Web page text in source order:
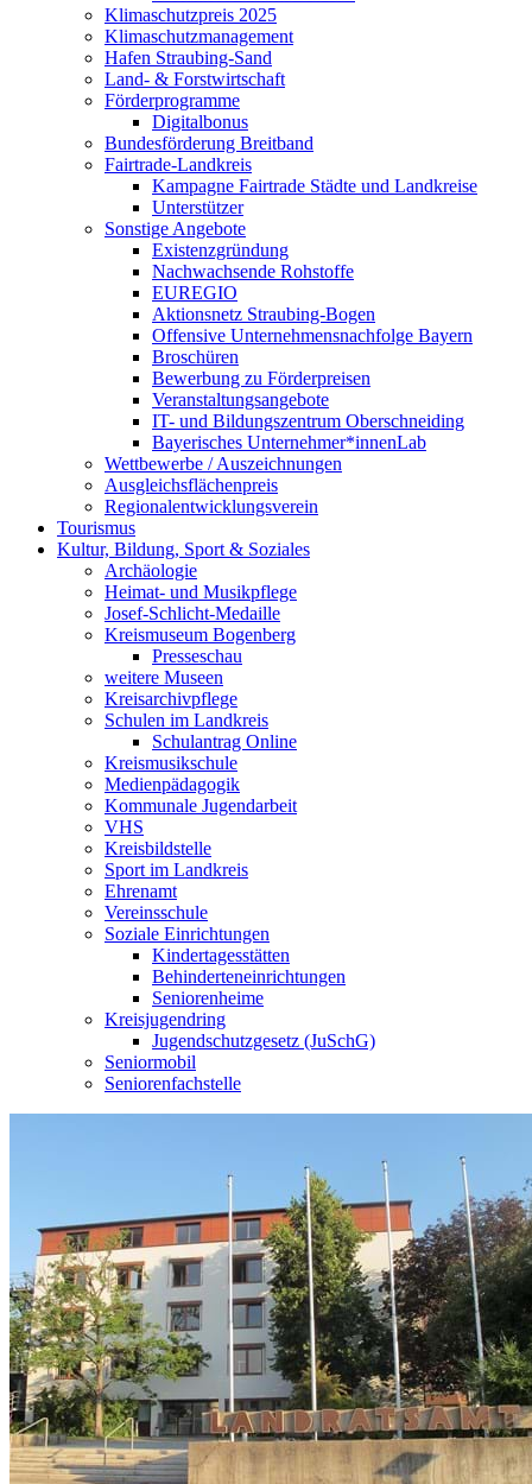
Klimaschutzpreis 2025
Klimaschutzmanagement
Hafen Straubing-Sand
Land- & Forstwirtschaft
Förderprogramme
Digitalbonus
Bundesförderung Breitband
Fairtrade-Landkreis
Kampagne Fairtrade Städte und Landkreise
Unterstützer
Sonstige Angebote
Existenzgründung
Nachwachsende Rohstoffe
EUREGIO
Aktionsnetz Straubing-Bogen
Offensive Unternehmensnachfolge Bayern
Broschüren
Bewerbung zu Förderpreisen
Veranstaltungsangebote
IT- und Bildungszentrum Oberschneiding
Bayerisches Unternehmer*innenLab
Wettbewerbe / Auszeichnungen
Ausgleichsflächenpreis
Regionalentwicklungsverein
Tourismus
Kultur, Bildung, Sport & Soziales
Archäologie
Heimat- und Musikpflege
Josef-Schlicht-Medaille
Kreismuseum Bogenberg
Presseschau
weitere Museen
Kreisarchivpflege
Schulen im Landkreis
Schulantrag Online
Kreismusikschule
Medienpädagogik
Kommunale Jugendarbeit
VHS
Kreisbildstelle
Sport im Landkreis
Ehrenamt
Vereinsschule
Soziale Einrichtungen
Kindertagesstätten
Behinderteneinrichtungen
Seniorenheime
Kreisjugendring
Jugendschutzgesetz (JuSchG)
Seniormobil
Seniorenfachstelle